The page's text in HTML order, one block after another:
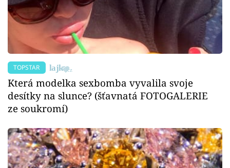
TOPSTAR
Která modelka sexbomba vyvalila svoje
desítky na slunce? (šťavnatá FOTOGALERIE
ze soukromí)